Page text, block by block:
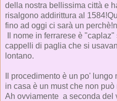
della nostra bellissima città e
risalgono addirittura al
fino ad oggi ci sarà un
Il nome in ferrarese è
cappelli di paglia che si
lontano.
Il procedimento è un po'
in casa è un must che non può
Ah ovviamente a seconda del